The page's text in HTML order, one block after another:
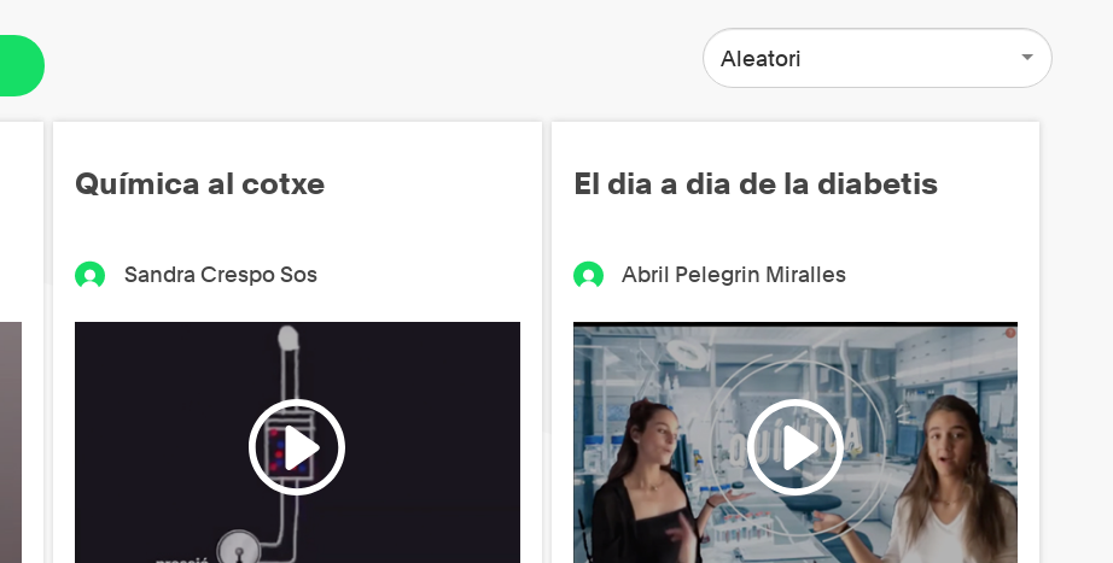
Aleatori
Química al cotxe
Sandra Crespo Sos
El dia a dia de la diabetis
Abril Pelegrin Miralles